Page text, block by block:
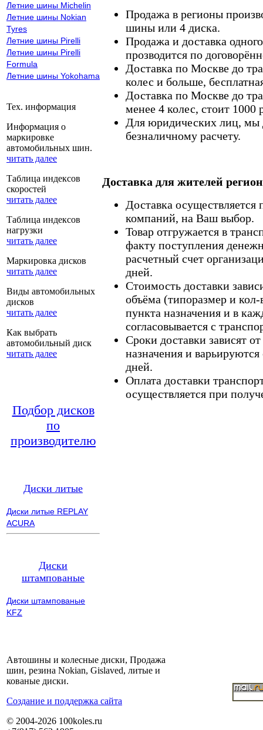
Летние шины Michelin
Летние шины Nokian
Tyres
Летние шины Pirelli
Летние шины Pirelli
Formula
Летние шины Yokohama
Тех. информация
Информация о
маркировке
автомобильных шин.
читать далее
Таблица индексов
скоростей
читать далее
Таблица индексов
нагрузки
читать далее
Маркировка дисков
читать далее
Виды автомобильных
дисков
читать далее
Как выбрать
автомобильный диск
читать далее
Подбор дисков
по
производителю
Диски литые
Диски литые REPLAY
ACURA
Диски
штампованые
Диски штампованые
KFZ
Продажа в регионы
шины или 4 диска.
Продажа и доставка
прозводится по
Доставка по Москве до
колес и больше,
Доставка по Москве до
менее 4 колес, стоит 1000
Для юридических лиц, мы
безналичному расчету.
Доставка для жителей
Доставка
компаний, на Ваш выбор.
Товар отгружается в
факту поступления
расчетный счет
дней.
Стоимость доставки
объёма (типоразмер и кол-
пункта назначения и в
согласовывается с
Сроки доставки зависят
назначения и
дней.
Оплата доставки
осуществляется при
Автошины и колесные диски, Продажа
шин, резина Nokian, Gislaved, литые и
кованые диски.
Cоздание и поддержка сайта
© 2004-2026 100koles.ru